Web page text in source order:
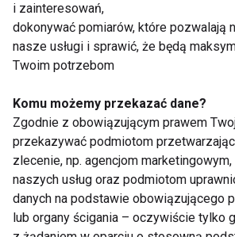
Dziecko
Wakacje bez telefonu?
Dzieci zyskują
Dzieci
i zainteresowań,
dokonywać pomiarów, które pozwalają
nasze usługi i sprawić, że będą
Twoim potrzebom
Komu możemy przekazać dane?
Zgodnie z obowiązującym prawem
przekazywać podmiotom
zlecenie, np. agencjom
naszych usług oraz podmiotom
danych na podstawie obowiązującego
lub organy ścigania – oczywiście tylko